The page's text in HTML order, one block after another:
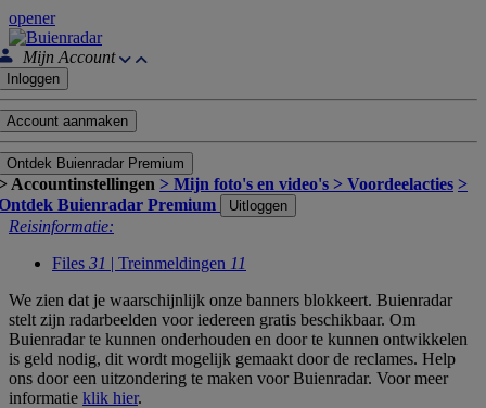
opener
Mijn Account
Inloggen
Account aanmaken
Ontdek Buienradar Premium
Accountinstellingen > Mijn foto's en video's > Voordeelacties >
Buienradar Premium
Uitloggen
Reisinformatie:
Files 31 | Treinmeldingen 11
We zien dat je waarschijnlijk onze banners blokkeert. Buienradar
stelt zijn radarbeelden voor iedereen gratis beschikbaar. Om
Buienradar te kunnen onderhouden en door te kunnen ontwikkelen
is geld nodig, dit wordt mogelijk gemaakt door de reclames. Help
ons door een uitzondering te maken voor Buienradar. Voor meer
informatie klik hier.